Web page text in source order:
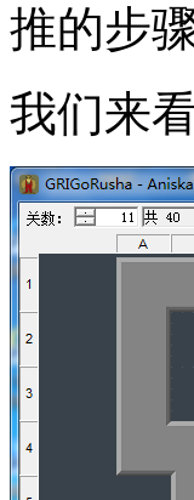
推的步
我们来